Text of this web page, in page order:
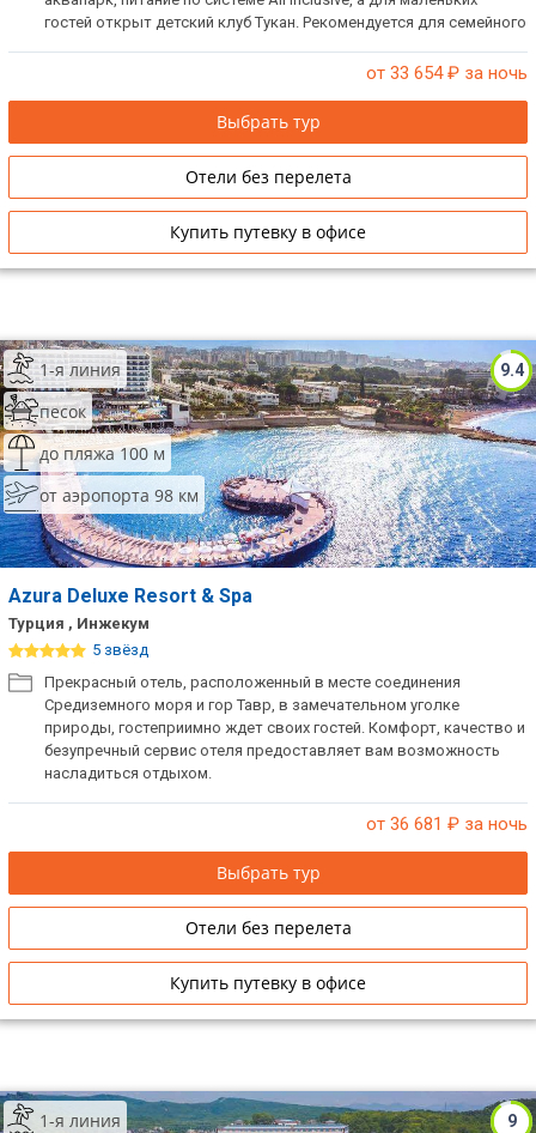
гостей открыт детский клуб Тукан. Рекомендуется для семейного
от 33 654₽ за ночь
Выбрать тур
Отели без перелета
Купить путевку в офисе
9.4
1-я линия
песок
до пляжа 100 м
от аэропорта 98 км
Azura Deluxe Resort & Spa
Турция , Инжекум
5 звёзд
Прекрасный отель, расположенный в месте соединения
Средиземного моря и гор Тавр, в замечательном уголке
природы, гостеприимно ждет своих гостей. Комфорт, качество и
безупречный сервис отеля предоставляет вам возможность
насладиться отдыхом.
от 36 681 ₽ за ночь
Выбрать тур
Отели без перелета
Купить путевку в офисе
9
1-я линия